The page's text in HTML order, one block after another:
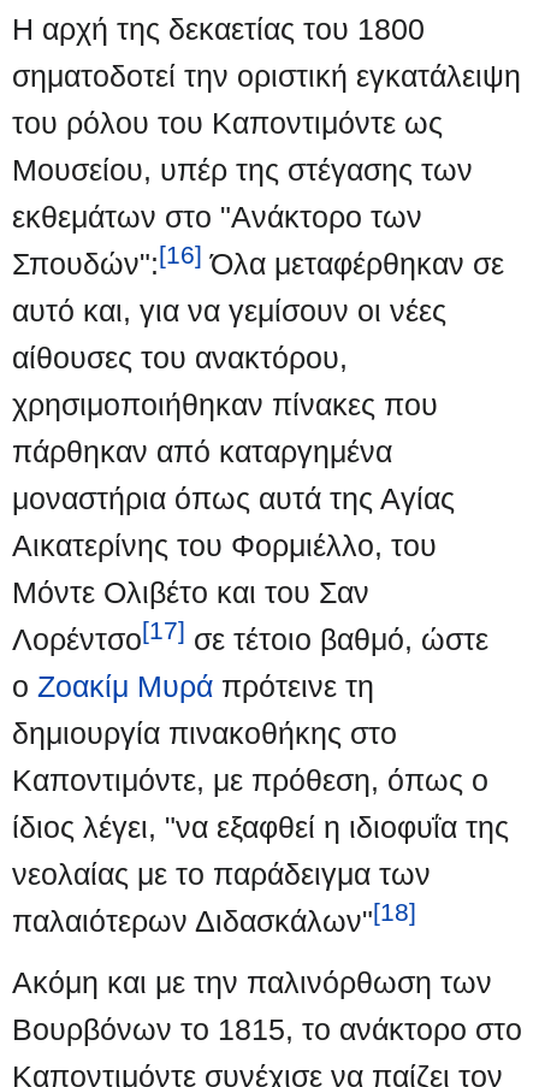
Η αρχή της δεκαετίας του 1800
σηματοδοτεί την οριστική εγκατάλειψη
του ρόλου του Καποντιμόντε ως
Μουσείου, υπέρ της στέγασης των
εκθεμάτων στο "Ανάκτορο των
Σπουδών":[16] Όλα μεταφέρθηκαν σε
αυτό και, για να γεμίσουν οι νέες
αίθουσες του ανακτόρου,
χρησιμοποιήθηκαν πίνακες που
πάρθηκαν από καταργημένα
μοναστήρια όπως αυτά της Αγίας
Αικατερίνης του Φορμιέλλο, του
Μόντε Ολιβέτο και του Σαν
Λορέντσο[17] σε τέτοιο βαθμό, ώστε
ο Ζοακίμ Μυρά πρότεινε τη
δημιουργία πινακοθήκης στο
Καποντιμόντε, με πρόθεση, όπως ο
ίδιος λέγει, "να εξαφθεί η ιδιοφυΐα της
νεολαίας με το παράδειγμα των
παλαιότερων Διδασκάλων"[18]
Ακόμη και με την παλινόρθωση των
Βουρβόνων το 1815, το ανάκτορο στο
Καποντιμόντε συνέχισε να παίζει τον